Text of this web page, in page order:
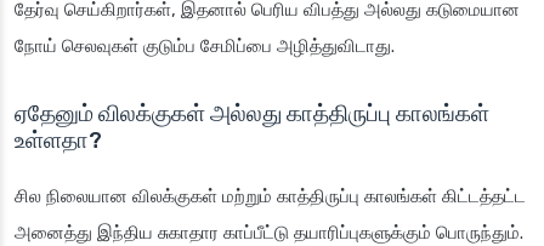
தேர்வு செய்கிறார்கள், இதனால் பெரிய விபத்து அல்லது கடுமையான
நோய் செலவுகள் குடும்ப சேமிப்பை அழித்துவிடாது.
ஏதேனும் விலக்குகள் அல்லது காத்திருப்பு காலங்கள்
உள்ளதா?
சில நிலையான விலக்குகள் மற்றும் காத்திருப்பு காலங்கள் கிட்டத்தட்ட
அனைத்து இந்திய சுகாதார காப்பீட்டு தயாரிப்புகளுக்கும் பொருந்தும்.